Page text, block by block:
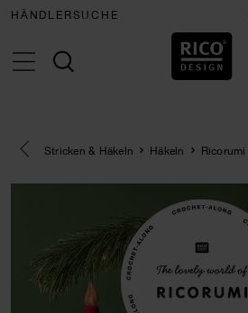
HÄNDLERSUCHE
Eine Kategorie zurück navigieren
Stricken & Häkeln Häkeln Ricorumi